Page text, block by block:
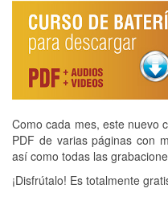
Como cada mes, este nuevo
PDF de varias páginas con
así como todas las
¡Disfrútalo! Es totalmente